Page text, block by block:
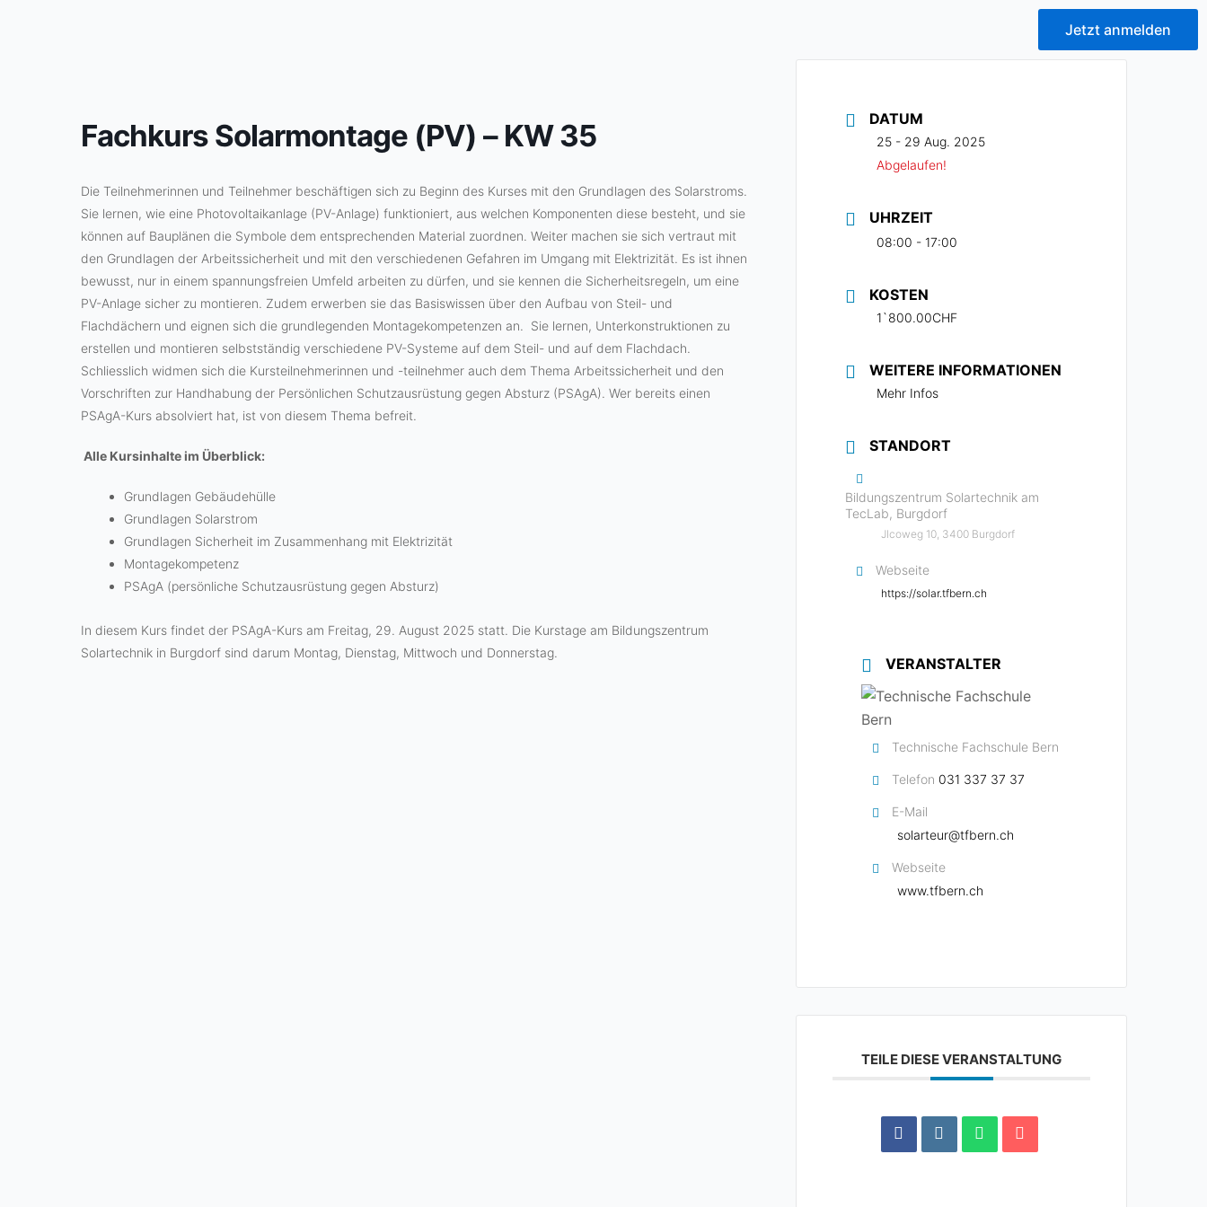
Jetzt anmelden
Fachkurs Solarmontage (PV) – KW 35
Die Teilnehmerinnen und Teilnehmer beschäftigen sich zu Beginn des Kurses mit den Grundlagen des Solarstroms.
Sie lernen, wie eine Photovoltaikanlage (PV-Anlage) funktioniert, aus welchen Komponenten diese besteht, und sie
können auf Bauplänen die Symbole dem entsprechenden Material zuordnen. Weiter machen sie sich vertraut mit
den Grundlagen der Arbeitssicherheit und mit den verschiedenen Gefahren im Umgang mit Elektrizität. Es ist ihnen
bewusst, nur in einem spannungsfreien Umfeld arbeiten zu dürfen, und sie kennen die Sicherheitsregeln, um eine
PV-Anlage sicher zu montieren. Zudem erwerben sie das Basiswissen über den Aufbau von Steil- und
Flachdächern und eignen sich die grundlegenden Montagekompetenzen an. Sie lernen, Unterkonstruktionen zu
erstellen und montieren selbstständig verschiedene PV-Systeme auf dem Steil- und auf dem Flachdach.
Schliesslich widmen sich die Kursteilnehmerinnen und -teilnehmer auch dem Thema Arbeitssicherheit und den
Vorschriften zur Handhabung der Persönlichen Schutzausrüstung gegen Absturz (PSAgA). Wer bereits einen
PSAgA-Kurs absolviert hat, ist von diesem Thema befreit.
Alle Kursinhalte im Überblick:
Grundlagen Gebäudehülle
Grundlagen Solarstrom
Grundlagen Sicherheit im Zusammenhang mit Elektrizität
Montagekompetenz
PSAgA (persönliche Schutzausrüstung gegen Absturz)
In diesem Kurs findet der PSAgA-Kurs am Freitag, 29. August 2025 statt. Die Kurstage am Bildungszentrum
Solartechnik in Burgdorf sind darum Montag, Dienstag, Mittwoch und Donnerstag.
DATUM
25 - 29 Aug. 2025
Abgelaufen!
UHRZEIT
08:00 - 17:00
KOSTEN
1`800.00CHF
WEITERE INFORMATIONEN
Mehr Infos
STANDORT
Bildungszentrum Solartechnik am
TecLab, Burgdorf
Jlcoweg 10, 3400 Burgdorf
Webseite
https://solar.tfbern.ch
VERANSTALTER
Technische Fachschule Bern
Telefon 031 337 37 37
E-Mail
solarteur@tfbern.ch
Webseite
www.tfbern.ch
TEILE DIESE VERANSTALTUNG